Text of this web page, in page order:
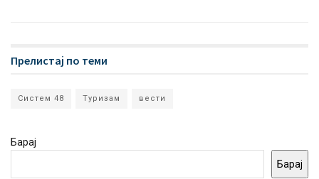
Прелистај по теми
Систем 48 Туризам вести
Барај
Барај